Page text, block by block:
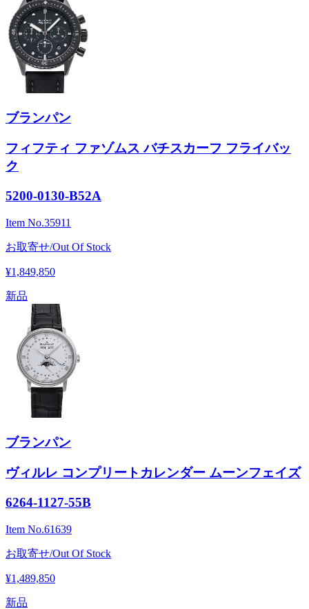
ブランパン
フィフティ ファゾムス バチスカーフ フライバッ
ク
5200-0130-B52A
Item No.35911
お取寄せ/Out Of Stock
¥1,849,850
新品
ブランパン
ヴィルレ コンプリートカレンダー ムーンフェイズ
6264-1127-55B
Item No.61639
お取寄せ/Out Of Stock
¥1,489,850
新品